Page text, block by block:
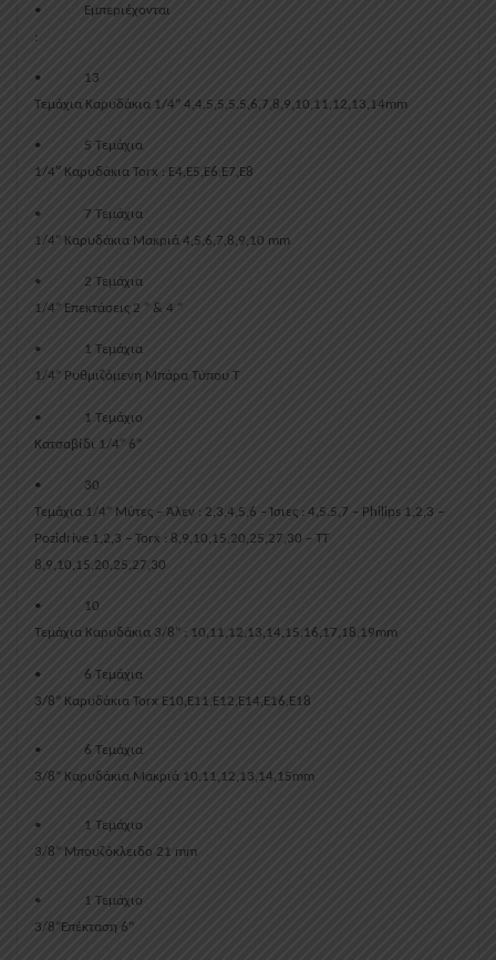
•
Εμπεριέχονται
:
•
13
Τεμάχια Καρυδάκια 1/4” 4,4.5,5,5.5,6,7,8,9,10,11,12,13,14mm
•
5 Τεμάχια
1/4″ Καρυδάκια Torx : E4,E5,E6,E7,E8
•
7 Τεμάχια
1/4” Καρυδάκια Μακριά 4,5,6,7,8,9,10 mm
•
2 Τεμάχια
1/4” Επεκτάσεις 2 ” & 4 “
•
1 Τεμάχια
1/4” Ρυθμιζόμενη Μπάρα Τύπου Τ
•
1 Τεμάχιο
Κατσαβίδι 1/4” 6”
•
30
Τεμάχια 1/4” Μύτες – Άλεν : 2,3,4,5,6 – Ίσιες : 4,5.5,7 – Philips 1,2,3 –
Pozidrive 1,2,3 – Torx : 8,9,10,15,20,25,27,30 – TT
8,9,10,15,20,25,27,30
•
10
Τεμάχια Καρυδάκια 3/8” : 10,11,12,13,14,15,16,17,18,19mm
•
6 Τεμάχια
3/8” Καρυδάκια Torx E10,E11,E12,E14,E16,E18
•
6 Τεμάχια
3/8” Καρυδάκια Μακριά 10,11,12,13,14,15mm
•
1 Τεμάχιo
3/8” Μπουζόκλειδο 21 mm
•
1 Τεμάχιο
3/8”Επέκταση 6”